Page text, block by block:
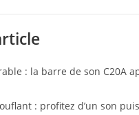
: la barre de son C20A
: profitez d’un son